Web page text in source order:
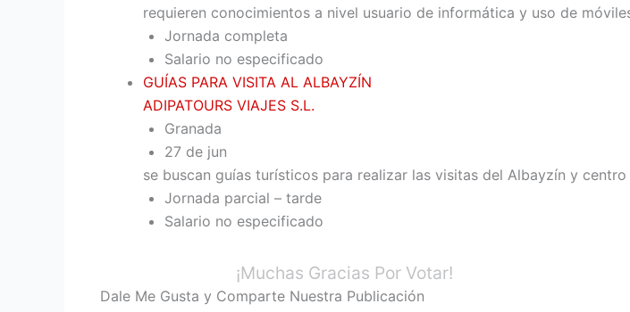
requieren conocimientos a nivel usuario de informática y uso de
Jornada completa
Salario no especificado
GUÍAS PARA VISITA AL ALBAYZÍN
ADIPATOURS VIAJES S.L.
Granada
27 de jun
se buscan guías turísticos para realizar las visitas del Albayzín y
Jornada parcial – tarde
Salario no especificado
¡Muchas Gracias Por Votar!
Dale Me Gusta y Comparte Nuestra Publicación